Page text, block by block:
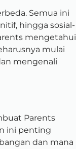
Semua ini
hingga sosial-
mengetahui
mulai
mengenali
Parents
ini penting
dan mana